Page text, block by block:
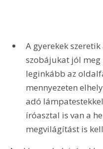
A gyerekek
szobájukat jól
leginkább az
mennyezeten
adó
íróasztal is van a
megvilágítást is